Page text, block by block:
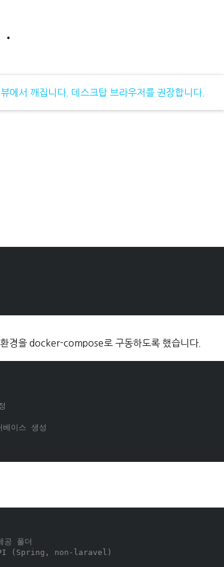
•
에서 깨집니다. 데스크탑 브라우저를 권장합니다.
경을 docker-compose로 구동하도록 했습니다.
스 생성
공 폴더
(Spring, non-laravel)